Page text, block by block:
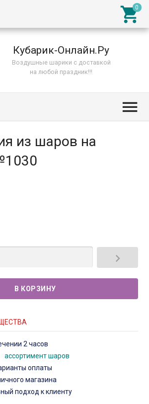

Кубарик-Онлайн.Ру
Воздушные шарики с доставкой
на любой праздник!!!

из шаров на

2 часов
ассортимент шаров
оплаты
магазина
подход к клиенту